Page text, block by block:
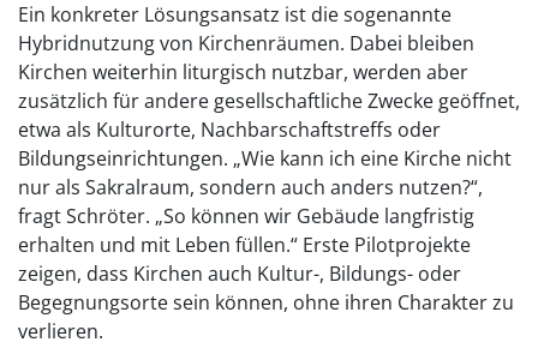
Ein konkreter Lösungsansatz ist die sogenannte
Hybridnutzung von Kirchenräumen. Dabei bleiben
Kirchen weiterhin liturgisch nutzbar, werden aber
zusätzlich für andere gesellschaftliche Zwecke geöffnet,
etwa als Kulturorte, Nachbarschaftstreffs oder
Bildungseinrichtungen. „Wie kann ich eine Kirche nicht
nur als Sakralraum, sondern auch anders nutzen?“,
fragt Schröter. „So können wir Gebäude langfristig
erhalten und mit Leben füllen.“ Erste Pilotprojekte
zeigen, dass Kirchen auch Kultur-, Bildungs- oder
Begegnungsorte sein können, ohne ihren Charakter zu
verlieren.